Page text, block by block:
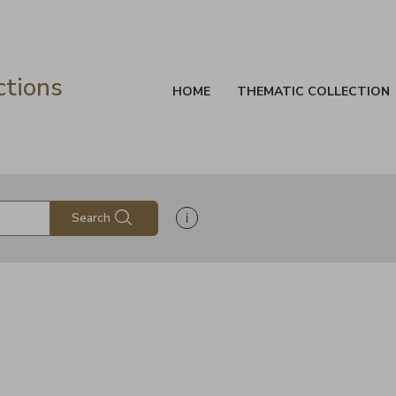
HOME THEMATIC COLLECTION
Search Show search help information